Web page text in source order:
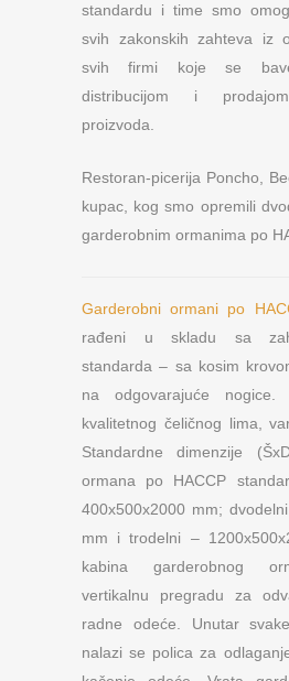
standardu i time smo
svih zakonskih zahteva iz
svih firmi koje se bave
distribucijom i
proizvoda.
Restoran-picerija Poncho,
kupac, kog smo opremili
garderobnim ormanima po
Garderobni ormani po
rađeni u skladu sa
standarda – sa kosim
na odgovarajuće
kvalitetnog čeličnog lima,
Standardne dimenzije
ormana po HACCP
400x500x2000 mm;
mm i trodelni –
kabina garderobnog
vertikalnu pregradu za
radne odeće. Unutar
nalazi se polica za